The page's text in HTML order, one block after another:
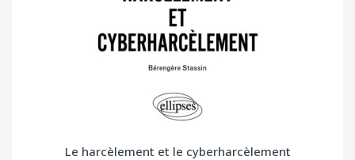
Le harcèlement et le cyberharcèlement